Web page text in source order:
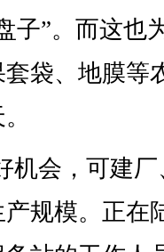
子”。而这也
袋、地膜等
机会，可建
规模。正在